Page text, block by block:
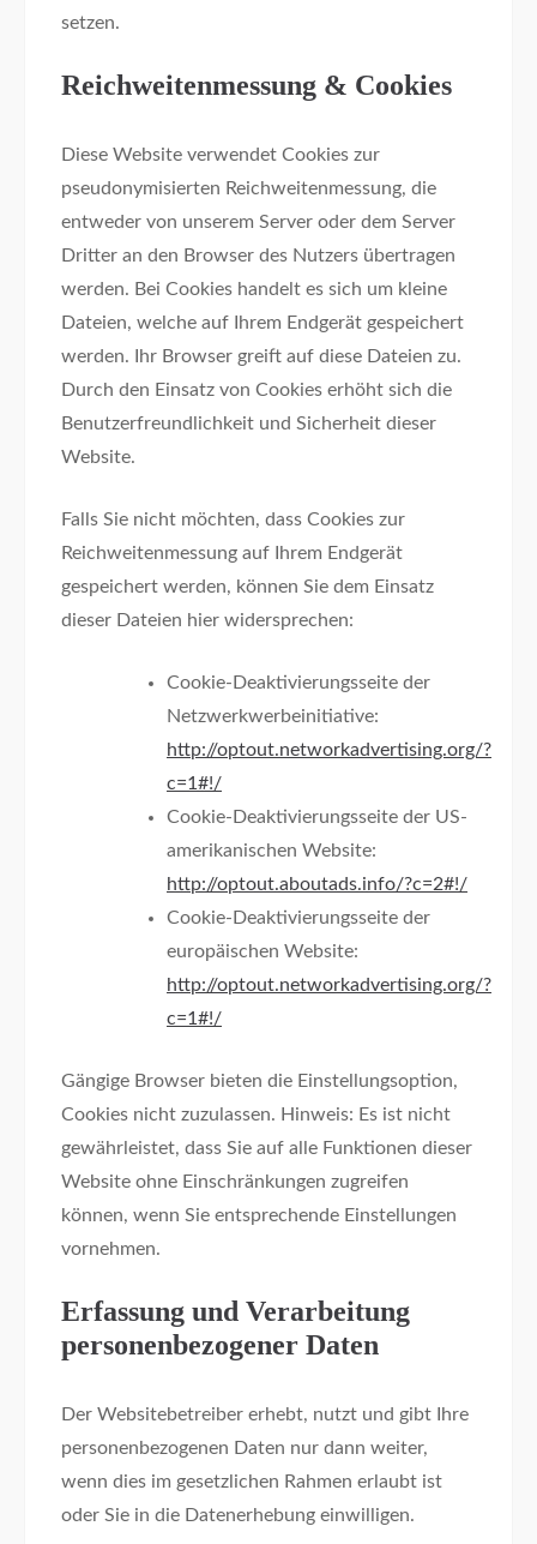
setzen.
Reichweitenmessung & Cookies
Diese Website verwendet Cookies zur
pseudonymisierten Reichweitenmessung, die
entweder von unserem Server oder dem Server
Dritter an den Browser des Nutzers übertragen
werden. Bei Cookies handelt es sich um kleine
Dateien, welche auf Ihrem Endgerät gespeichert
werden. Ihr Browser greift auf diese Dateien zu.
Durch den Einsatz von Cookies erhöht sich die
Benutzerfreundlichkeit und Sicherheit dieser
Website.
Falls Sie nicht möchten, dass Cookies zur
Reichweitenmessung auf Ihrem Endgerät
gespeichert werden, können Sie dem Einsatz
dieser Dateien hier widersprechen:
Cookie-Deaktivierungsseite der
Netzwerkwerbeinitiative:
http://optout.networkadvertising.org/?
c=1#!/
Cookie-Deaktivierungsseite der US-
amerikanischen Website:
http://optout.aboutads.info/?c=2#!/
Cookie-Deaktivierungsseite der
europäischen Website:
http://optout.networkadvertising.org/?
c=1#!/
Gängige Browser bieten die Einstellungsoption,
Cookies nicht zuzulassen. Hinweis: Es ist nicht
gewährleistet, dass Sie auf alle Funktionen dieser
Website ohne Einschränkungen zugreifen
können, wenn Sie entsprechende Einstellungen
vornehmen.
Erfassung und Verarbeitung
personenbezogener Daten
Der Websitebetreiber erhebt, nutzt und gibt Ihre
personenbezogenen Daten nur dann weiter,
wenn dies im gesetzlichen Rahmen erlaubt ist
oder Sie in die Datenerhebung einwilligen.